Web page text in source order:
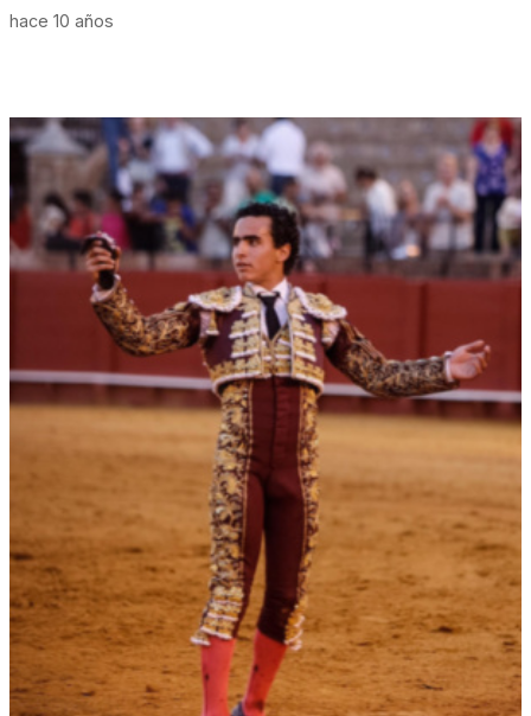
hace 10 años